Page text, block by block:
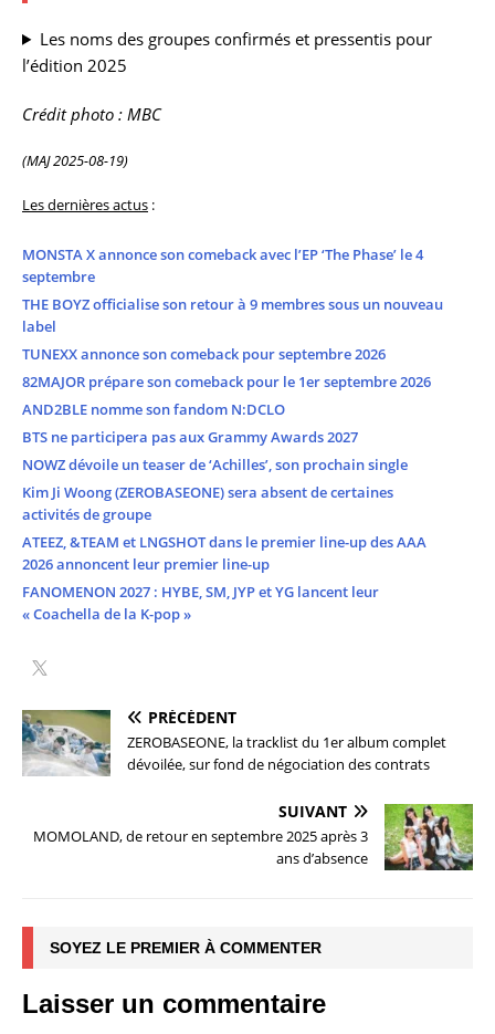
Les noms des groupes confirmés et pressentis pour
l’édition 2025
Crédit photo : MBC
(MAJ 2025-08-19)
Les dernières actus :
MONSTA X annonce son comeback avec l’EP ‘The Phase’ le 4
septembre
THE BOYZ officialise son retour à 9 membres sous un nouveau
label
TUNEXX annonce son comeback pour septembre 2026
82MAJOR prépare son comeback pour le 1er septembre 2026
AND2BLE nomme son fandom N:DCLO
BTS ne participera pas aux Grammy Awards 2027
NOWZ dévoile un teaser de ‘Achilles’, son prochain single
Kim Ji Woong (ZEROBASEONE) sera absent de certaines
activités de groupe
ATEEZ, &TEAM et LNGSHOT dans le premier line-up des AAA
2026 annoncent leur premier line-up
FANOMENON 2027 : HYBE, SM, JYP et YG lancent leur
« Coachella de la K-pop »
PRÉCÉDENT
ZEROBASEONE, la tracklist du 1er album complet
dévoilée, sur fond de négociation des contrats
SUIVANT
MOMOLAND, de retour en septembre 2025 après 3
ans d’absence
SOYEZ LE PREMIER À COMMENTER
Laisser un commentaire